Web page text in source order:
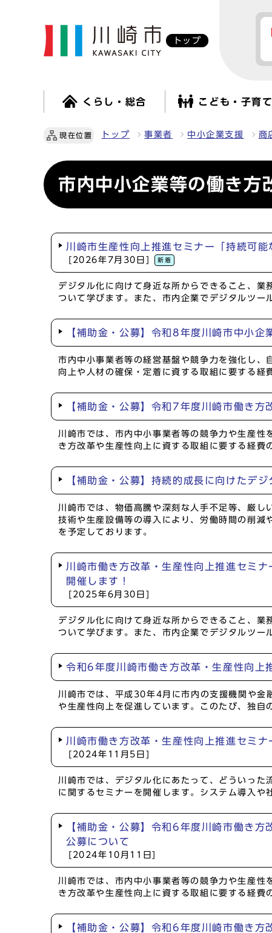
トップ
くらし・総合 こども・子育て
現在位置 トップ 事業者 中小企業支援 商
市内中小企業等の働き方
川崎市生産性向上推進セミナー「持続可
[2026年7月30日] 新着
デジタル化に向けて身近な所からできること、業
ついて学びます。また、市内企業でデジタルツー
【補助金・公募】令和8年度川崎市中小
市内中小事業者等の経営基盤や競争力を強化し
向上や人材の確保・定着に資する取組に要する経
【補助金・公募】令和7年度川崎市働き
川崎市では、市内中小事業者等の競争力や生産
き方改革や生産性向上に資する取組に要する経費
【補助金・公募】持続的成長に向けたデ
川崎市では、物価高騰や深刻な人手不足等、厳
技術や生産設備等の導入により、労働時間の削
を予定しております。
川崎市働き方改革・生産性向上推進セミ
開催します！
[2025年6月30日]
デジタル化に向けて身近な所からできること、業
ついて学びます。また、市内企業でデジタルツー
令和6年度川崎市働き方改革・生産性向上
川崎市では、平成30年4月に市内の支援機関や金
や生産性向上を促進しています。このたび、独自
川崎市働き方改革・生産性向上推進セミ
[2024年11月5日]
川崎市では、デジタル化にあたって、どういっ
に関するセミナーを開催します。システム導入や
【補助金・公募】令和6年度川崎市働き
公募について
[2024年10月11日]
川崎市では、市内中小事業者等の競争力や生産
き方改革や生産性向上に資する取組に要する経費
【補助金・公募】令和6年度川崎市働き